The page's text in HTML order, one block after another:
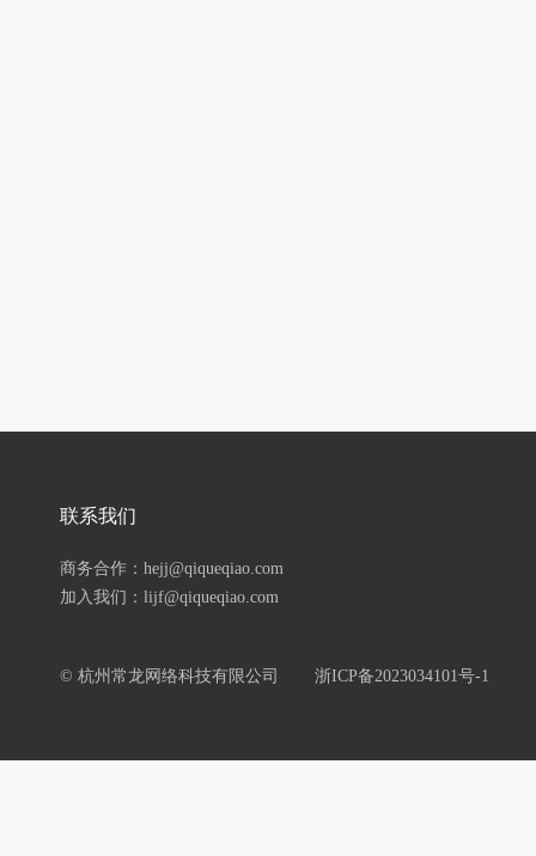
联系我们
商务合作：hejj@qiqueqiao.com
加入我们：lijf@qiqueqiao.com
© 杭州常龙网络科技有限公司 浙ICP备2023034101号-1